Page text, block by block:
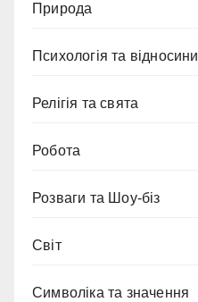
Природа
Психологія та відносини
Релігія та свята
Робота
Розваги та Шоу-біз
Світ
Символіка та значення